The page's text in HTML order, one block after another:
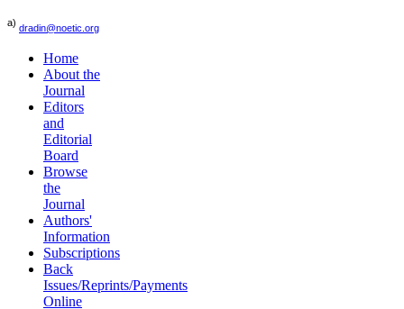
a)
dradin@noetic.org
Home
About the
Journal
Editors
and
Editorial
Board
Browse
the
Journal
Authors'
Information
Subscriptions
Back
Issues/Reprints/Payments
Online